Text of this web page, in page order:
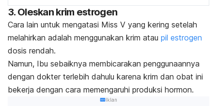
3. Oleskan krim estrogen
Cara lain untuk mengatasi Miss V yang kering setelah
melahirkan adalah menggunakan krim atau pil estrogen
dosis rendah.
Namun, Ibu sebaiknya membicarakan penggunaannya
dengan dokter terlebih dahulu karena krim dan obat ini
bekerja dengan cara memengaruhi produksi hormon.
Iklan